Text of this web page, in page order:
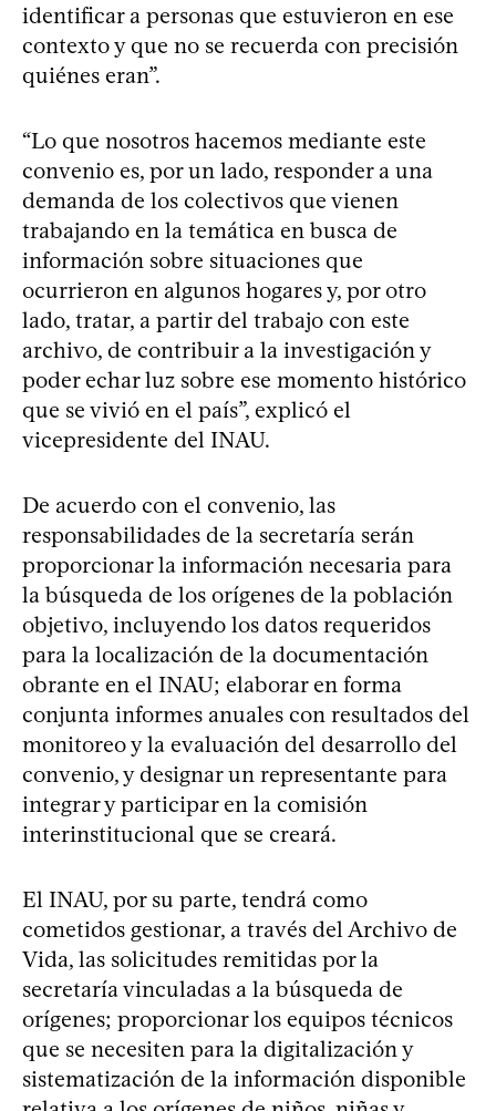
identificar a personas que estuvieron en ese
contexto y que no se recuerda con precisión
quiénes eran”.
“Lo que nosotros hacemos mediante este
convenio es, por un lado, responder a una
demanda de los colectivos que vienen
trabajando en la temática en busca de
información sobre situaciones que
ocurrieron en algunos hogares y, por otro
lado, tratar, a partir del trabajo con este
archivo, de contribuir a la investigación y
poder echar luz sobre ese momento histórico
que se vivió en el país”, explicó el
vicepresidente del INAU.
De acuerdo con el convenio, las
responsabilidades de la secretaría serán
proporcionar la información necesaria para
la búsqueda de los orígenes de la población
objetivo, incluyendo los datos requeridos
para la localización de la documentación
obrante en el INAU; elaborar en forma
conjunta informes anuales con resultados del
monitoreo y la evaluación del desarrollo del
convenio, y designar un representante para
integrar y participar en la comisión
interinstitucional que se creará.
El INAU, por su parte, tendrá como
cometidos gestionar, a través del Archivo de
Vida, las solicitudes remitidas por la
secretaría vinculadas a la búsqueda de
orígenes; proporcionar los equipos técnicos
que se necesiten para la digitalización y
sistematización de la información disponible